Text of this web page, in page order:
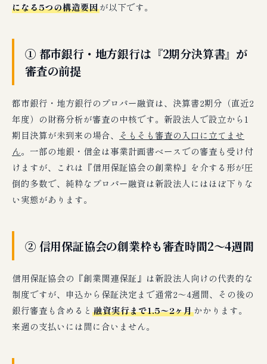
になる5つの構造要因が以下です。
① 都市銀行・地方銀行は『2期分決算書』が
審査の前提
都市銀行・地方銀行のプロパー融資は、決算書2期分（直近2
年度）の財務分析が審査の中核です。新設法人で設立から1
期目決算が未到来の場合、
そもそも審査の入口に立てませ
ん。一部の地銀・信金は事業計画書ベースでの審査も受け付
けますが、これは『信用保証協会の創業枠』を介する形が圧
倒的多数で、純粋なプロパー融資は新設法人にはほぼ下りな
い実態があります。
② 信用保証協会の創業枠も審査時間2〜4週間
信用保証協会の『創業関連保証』は新設法人向けの代表的な
制度ですが、申込から保証決定まで通常2〜4週間、その後の
銀行審査も含めると 融資実行まで1.5〜2ヶ月かかります。
来週の支払いには間に合いません。